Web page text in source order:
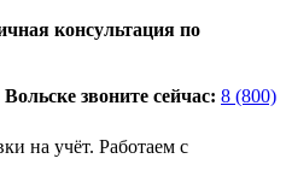
консультация по
звоните сейчас: 8 (800)
на учёт. Работаем с